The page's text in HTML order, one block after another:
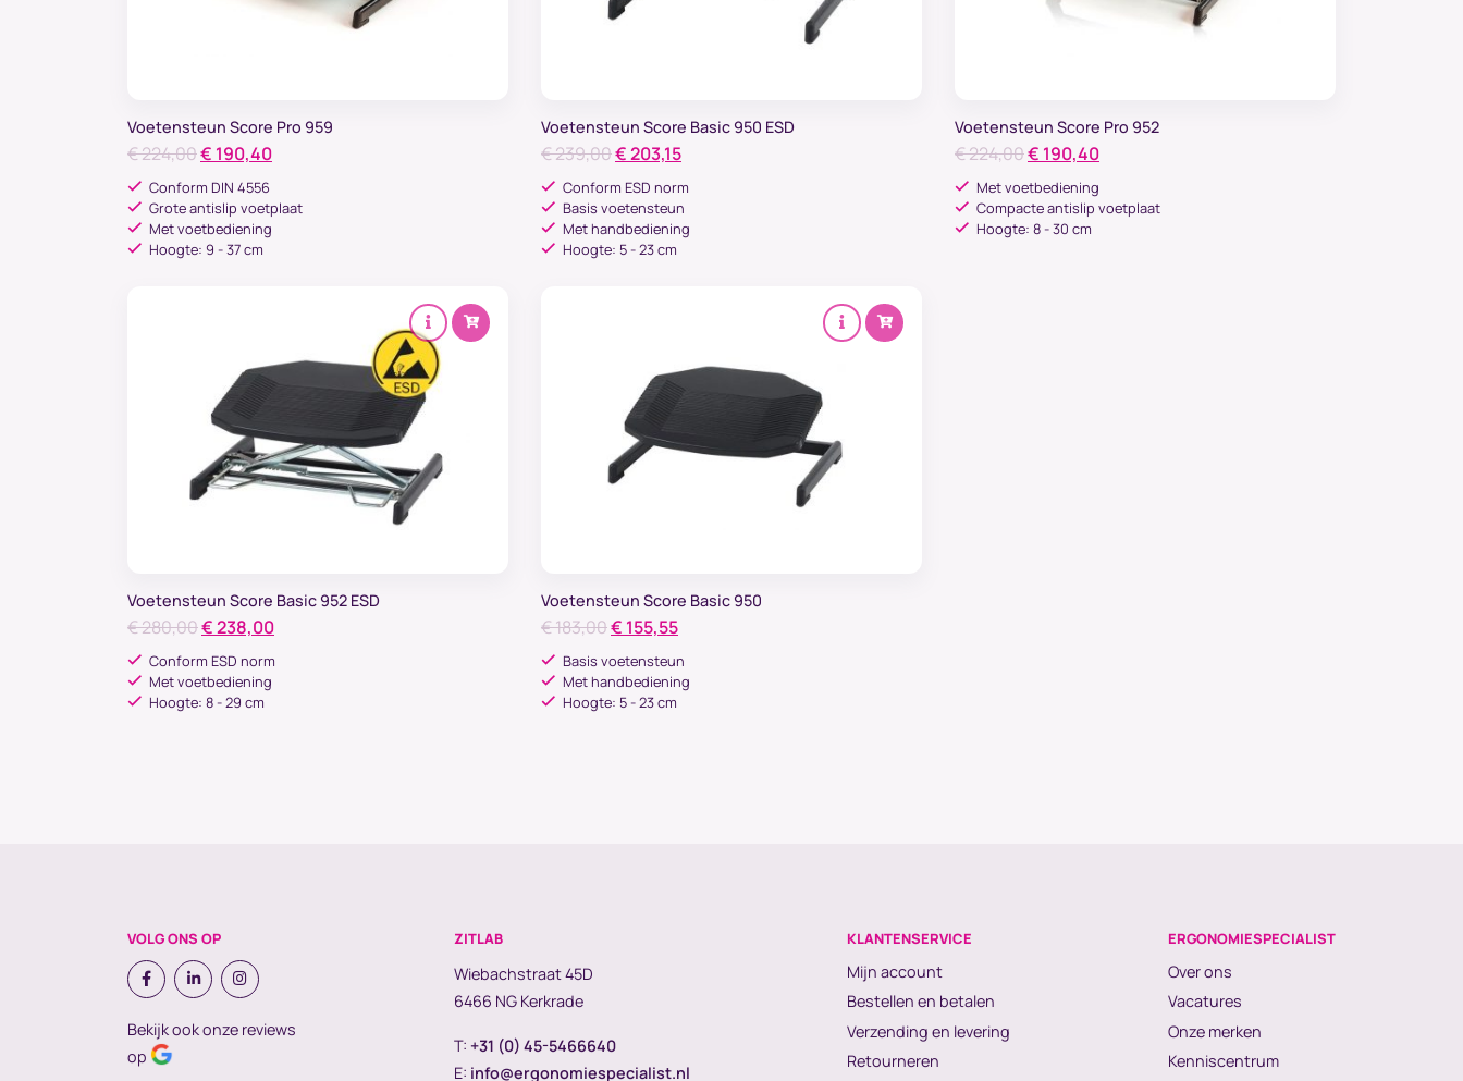
Voetensteun Score Pro 959
€224,00Oorspronkelijke
prijs
was:
€ 224,00.
€ 190,40Huidige
is:
Conform DIN 4556
Grote antislip voetplaat
Met voetbediening
Hoogte: 9 - 37 cm
Voetensteun Score Basic 950 ESD
€239,00Oorspronkelijke
prijs
was:
€ 239,00.
€203,15Huidige
is:
€ 203,15.
Conform ESD norm
Basis voetensteun
Met handbediening
Hoogte: 5 - 23 cm
Voetensteun Score Pro 952
€224,00Oorspronkelijke
prijs
was:
€ 224,00.
€ 190,40Huidige
is:
Met voetbediening
Compacte antislip voetplaat
Hoogte: 8 - 30 cm
Voetensteun Score Basic 952 ESD
€280,00Oorspronkelijke
prijs
was:
€ 280,00.
€238,00Huidige
Conform ESD norm
Met voetbediening
Hoogte: 8 - 29 cm
Voetensteun Score Basic 950
€183,00Oorspronkelijke
prijs
was:
€ 183,00.
€ 155,55Huidige
is:
Basis voetensteun
Met handbediening
Hoogte: 5 - 23 cm
VOLG ONS OP
Bekijk ook onze reviews
op
ZITLAB
Wiebachstraat 45D
6466 NG Kerkrade
T: +31 (0) 45-5466640
E: info@ergonomiespecialist.nl
KLANTENSERVICE
Mijn account
Bestellen en betalen
Verzending en levering
Retourneren
ERGONOMIESPECIALIST
Over ons
Vacatures
Onze merken
Kenniscentrum